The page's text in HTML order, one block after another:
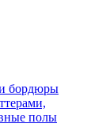
бордюры
полы